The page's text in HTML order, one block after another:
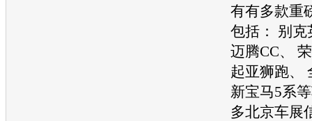
有有多款重
包括： 别克
迈腾CC、
起亚狮跑、
新宝马5系等
多北京车展